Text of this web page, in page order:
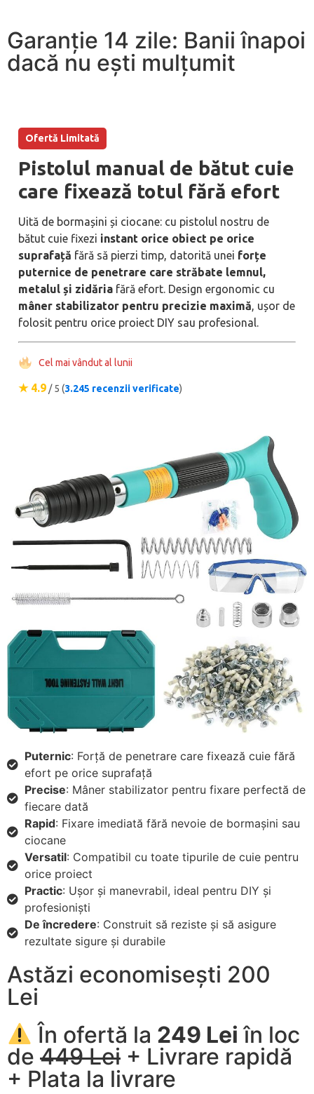
Garanție 14 zile: Banii înapoi
dacă nu ești mulțumit
Ofertă Limitată
Pistolul manual de bătut cuie
care fixează totul fără efort
Uită de bormașini și ciocane: cu pistolul nostru de
bătut cuie fixezi instant orice obiect pe orice
suprafață fără să pierzi timp, datorită unei forțe
puternice de penetrare care străbate lemnul,
metalul și zidăria fără efort. Design ergonomic cu
mâner stabilizator pentru precizie maximă, ușor de
folosit pentru orice proiect DIY sau profesional.
Cel mai vândut al lunii
★ 4.9 / 5 (3.245 recenzii verificate)
Puternic: Forță de penetrare care fixează cuie fără
efort pe orice suprafață
Precise: Mâner stabilizator pentru fixare perfectă de
fiecare dată
Rapid: Fixare imediată fără nevoie de bormașini sau
ciocane
Versatil: Compatibil cu toate tipurile de cuie pentru
orice proiect
Practic: Ușor și manevrabil, ideal pentru DIY și
profesioniști
De încredere: Construit să reziste și să asigure
rezultate sigure și durabile
Astăzi economisești 200
Lei
În ofertă la 249 Lei în loc
de 449 Lei + Livrare rapidă
+ Plata la livrare